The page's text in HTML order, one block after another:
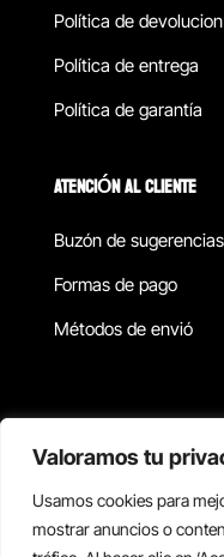
Valoramos tu
Usamos cookies para
mostrar anuncios o
Política de devolucion
Política de entrega
Política de garantía
ATENCIÓN AL CLIENTE
Buzón de sugerencias
Formas de pago
Métodos de envió
Copyright © 2026